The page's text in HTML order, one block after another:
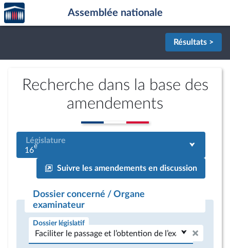
Aller au contenu
Aller en bas de la page
Accèder
à la
page
Assemblée nationale
Résultats >
Recherche dans la base des
amendements
Législature
16e
Suivre les amendements en discussion
Dossier concerné / Organe
examinateur
Dossier législatif